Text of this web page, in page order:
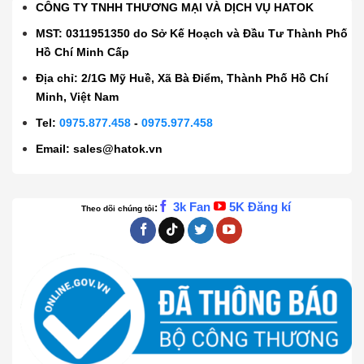
CÔNG TY TNHH THƯƠNG MẠI VÀ DỊCH VỤ HATOK
MST: 0311951350 do Sở Kế Hoạch và Đầu Tư Thành Phố
Hồ Chí Minh Cấp
Địa chỉ: 2/1G Mỹ Huề, Xã Bà Điểm, Thành Phố Hồ Chí
Minh, Việt Nam
Tel:0975.877.458 -0975.977.458
Email:sales@hatok.vn
Theo dõi chúng tôi: 3k Fan 5K Đăng kí